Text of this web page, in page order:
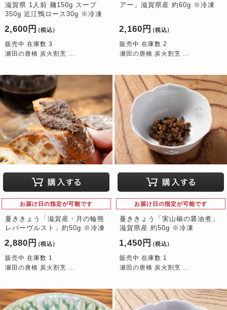
滋賀県 1人前 麺150g スープ
350g 近江鴨ロース30g ※冷凍
2,600円 （税込）
販売中 在庫数 3
瀬田の唐橋 炭火割烹 ...
アー」滋賀県産 約60g ※冷凍
2,160円 （税込）
販売中 在庫数 2
瀬田の唐橋 炭火割烹 ...
お届け日の指定が可能です
蔓ききょう「滋賀産・月の輪熊
レバーヴルスト」約50g ※冷凍
2,880円 （税込）
販売中 在庫数 1
瀬田の唐橋 炭火割烹 ...
お届け日の指定が可能です
蔓ききょう「実山椒の醤油煮」
滋賀県産 約50g ※冷凍
1,450円 （税込）
販売中 在庫数 1
瀬田の唐橋 炭火割烹 ...